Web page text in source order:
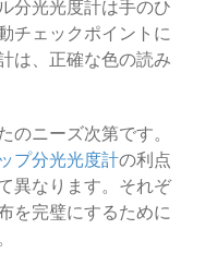
分光光度計は手のひ
チェックポイントに
は、正確な色の読み
ニーズ次第です。
プ分光光度計の利点
異なります。それぞ
を完璧にするために